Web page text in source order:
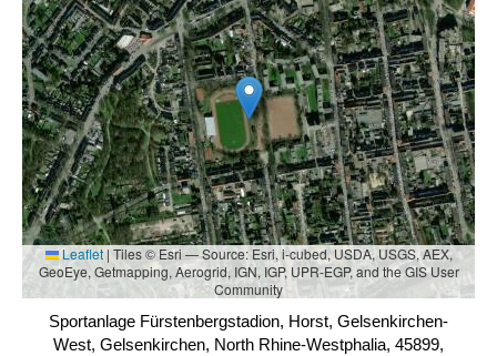
Leaflet |Tiles © Esri — Source: Esri, i-cubed, USDA, USGS, AEX,
GeoEye, Getmapping, Aerogrid, IGN, IGP, UPR-EGP, and the GIS User
Community
Sportanlage Fürstenbergstadion, Horst, Gelsenkirchen-
West, Gelsenkirchen, North Rhine-Westphalia, 45899,